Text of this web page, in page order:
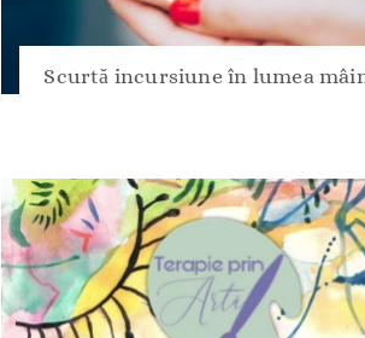
Scurtă incursiune în lumea